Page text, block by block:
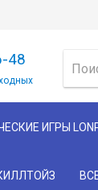
48
ИГРЫ